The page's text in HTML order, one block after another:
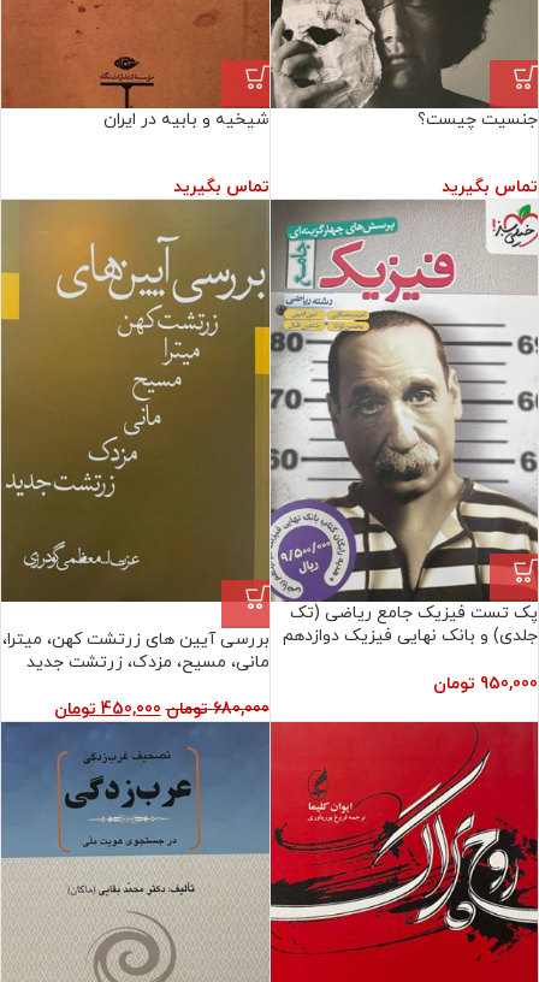
جنسیت چیست؟
تماس بگیرید
شیخیه و بابیه در ایران
تماس بگیرید
پک تست فیزیک جامع ریاضی (تک
جلدی) و بانک نهایی فیزیک دوازدهم
950,000 تومان
فروش ویژه
بررسی آیین های زرتشت کهن، میترا،
مانی، مسیح، مزدک، زرتشت جدید
680,000 تومان 450,000 تومان